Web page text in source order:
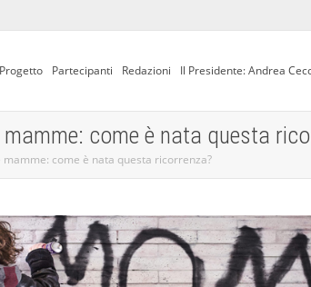
Progetto Partecipanti Redazioni Il Presidente: Andrea
come è nata questa
come è nata questa ricorrenza?